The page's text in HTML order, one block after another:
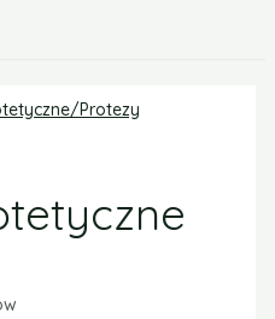
Protezy